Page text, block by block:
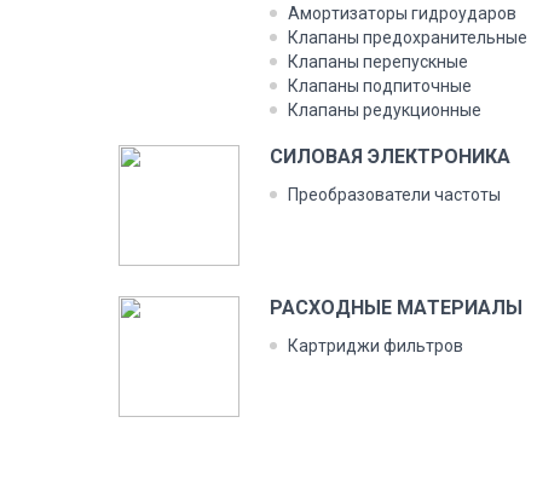
Амор­ти­зато­ры гид­ро­уда­ров
Кла­паны пре­дох­ра­нитель­ные
Кла­паны пе­репус­кные
Кла­паны под­пи­точ­ные
Кла­паны ре­дук­ци­он­ные
СИ­ЛОВАЯ ЭЛЕК­ТРО­НИКА
Пре­об­ра­зова­тели час­то­ты
РАС­ХОДНЫЕ МА­ТЕРИ­АЛЫ
Кар­трид­жи филь­тров